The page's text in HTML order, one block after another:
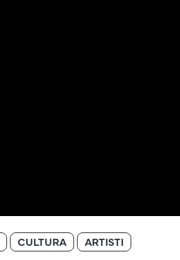
CULTURA ARTISTI